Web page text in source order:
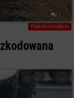
1
Powiat ostrołecki